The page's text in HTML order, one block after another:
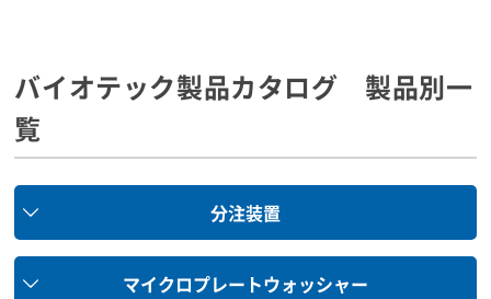
バイオテック製品カタログ 製品別一
覧
分注装置
マイクロプレートウォッシャー